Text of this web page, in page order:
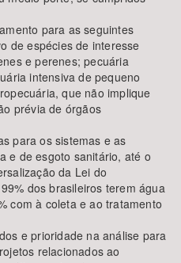
para as seguintes
de espécies de interesse
e perenes; pecuária
intensiva de pequeno
que não implique
prévia de órgãos
para os sistemas e as
e de esgoto sanitário, até o
da Lei do
dos brasileiros terem água
com à coleta e ao tratamento
e prioridade na análise para
relacionados ao